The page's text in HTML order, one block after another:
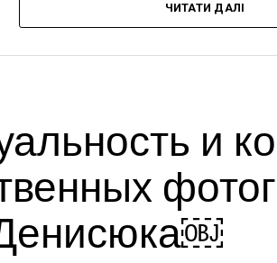
стала
вибраних
куратор
Logistics.
ЧИТАТИ ДАЛІ
и